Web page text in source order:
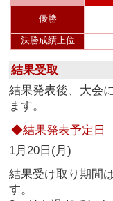
優勝
決勝成績上位
結果受取
結果発表後、大会
ます。
◆結果発表予定日
1月20日(月)
結果受け取り期間
す。